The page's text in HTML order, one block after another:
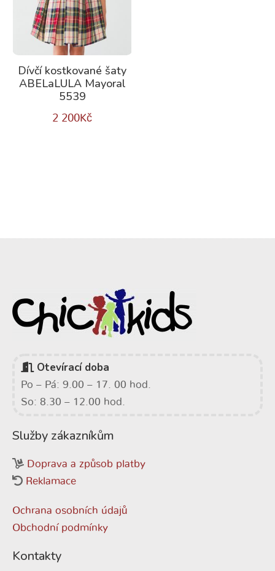
Dívčí kostkované šaty
ABELaLULA Mayoral
5539
2 200Kč
Otevírací doba
Po – Pá: 9.00 – 17. 00 hod.
So: 8.30 – 12.00 hod.
Služby zákazníkům
Doprava a způsob platby
Reklamace
Ochrana osobních údajů
Obchodní podmínky
Kontakty